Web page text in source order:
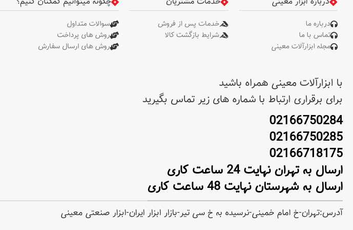
شده توسط رونیکس،عمق
درباره ما
تماس با ما
مجله ابزارآلات معینی
خدمات پس از فروش
شرایط بازگشت کالا
سوالات متداول
روش های پرداخت
روش های ارسال سفارش
با ابزارآلات معینی همراه باشید
برای برقراری ارتباط با شماره های زیر تماس بگیرید
02166750284
02166750285
02166718175
ارسال به تهران نهایت 24 ساعت کاری
ارسال به شهرستان نهایت 48 ساعت کاری
آدرس:تهران-خ امام خمینی-نرسیده به خ سی تیر-بازار ابزار ایران-ابزار صنعتی معینی